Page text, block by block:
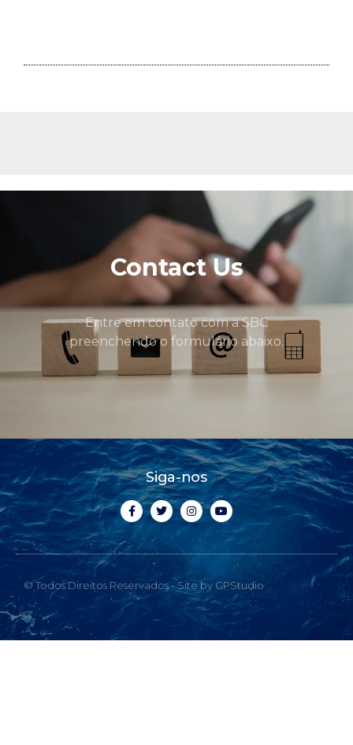
Contact Us
Entre em contato com a SBC
preenchendo o formulário abaixo.
Siga-nos
© Todos Direitos Reservados - Site by GPStudio